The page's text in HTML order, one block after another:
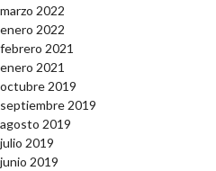
marzo 2022
enero 2022
febrero 2021
enero 2021
octubre 2019
septiembre 2019
agosto 2019
julio 2019
junio 2019